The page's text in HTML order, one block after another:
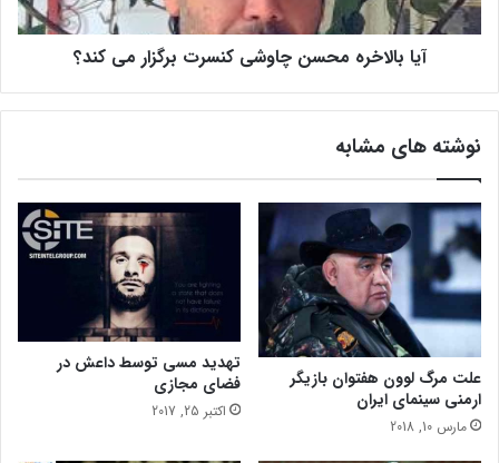
ا
ی
ا
ل
خ
ر
ن
چ
و
ش
ی
ک
ن
ر
ت
ب
ر
آیا بالاخره محسن چاوشی کنسرت برگزار می کند؟
نوشته های مشابه
علت مرگ لوون هفتوان بازیگر
ارمنی سینمای ایران
مارس 10, 2018
تهدید مسی توسط داعش در
فضای مجازی
اکتبر 25, 2017